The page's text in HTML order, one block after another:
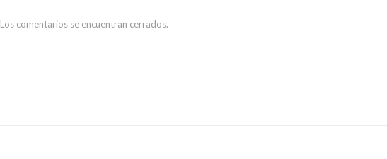
Los comentarios se encuentran cerrados.